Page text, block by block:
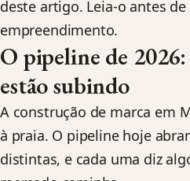
deste artigo. Leia-o antes
empreendimento.
O pipeline de
estão subindo
A construção de marca em
à praia. O pipeline hoje
distintas, e cada uma diz